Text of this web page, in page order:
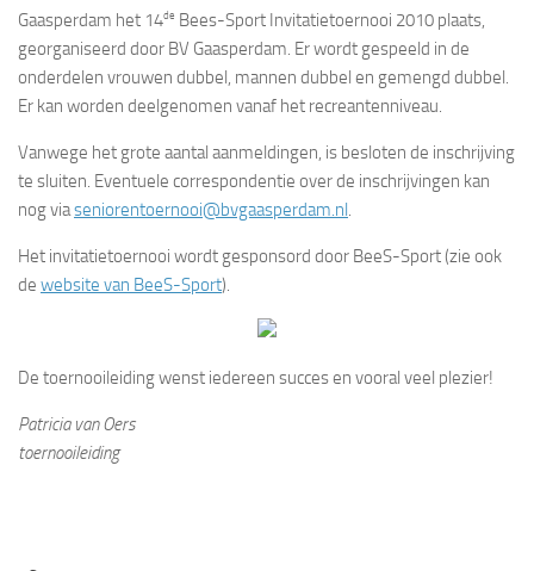
Gaasperdam het 14de Bees-Sport Invitatietoernooi 2010 plaats,
georganiseerd door BV Gaasperdam. Er wordt gespeeld in de
onderdelen vrouwen dubbel, mannen dubbel en gemengd dubbel.
Er kan worden deelgenomen vanaf het recreantenniveau.
Vanwege het grote aantal aanmeldingen, is besloten de inschrijving
te sluiten. Eventuele correspondentie over de inschrijvingen kan
nog viaseniorentoernooi@bvgaasperdam.nl.
Het invitatietoernooi wordt gesponsord door BeeS-Sport (zie ook
de website van BeeS-Sport).
De toernooileiding wenst iedereen succes en vooral veel plezier!
Patricia van Oers
toernooileiding